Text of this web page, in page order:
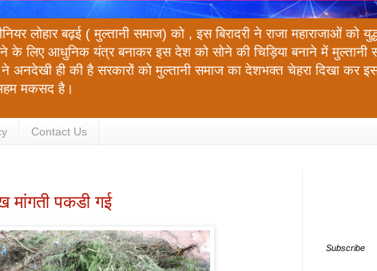
लोहार बढ़ई ( मुल्तानी समाज) को , इस बिरादरी ने राजा महाराजाओं
लिए आधुनिक यंत्र बनाकर इस देश को सोने की चिड़िया बनाने में मुल्तानी
अनदेखी ही की है सरकारों को मुल्तानी समाज का देशभक्त चेहरा दिखा कर
अहम मकसद है।
Contact Us
मांगती पकडी गई
Subscribe